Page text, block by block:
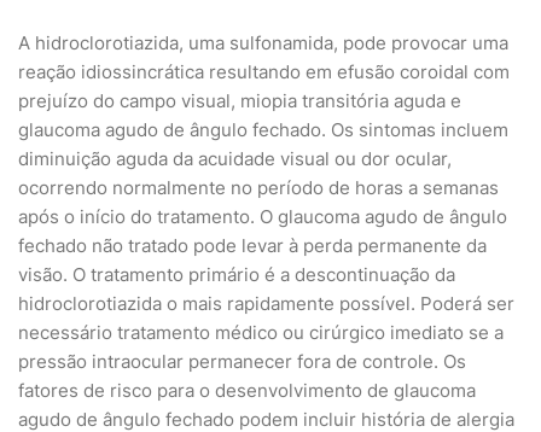
A hidroclorotiazida, uma sulfonamida, pode provocar uma
reação idiossincrática resultando em efusão coroidal com
prejuízo do campo visual, miopia transitória aguda e
glaucoma agudo de ângulo fechado. Os sintomas incluem
diminuição aguda da acuidade visual ou dor ocular,
ocorrendo normalmente no período de horas a semanas
após o início do tratamento. O glaucoma agudo de ângulo
fechado não tratado pode levar à perda permanente da
visão. O tratamento primário é a descontinuação da
hidroclorotiazida o mais rapidamente possível. Poderá ser
necessário tratamento médico ou cirúrgico imediato se a
pressão intraocular permanecer fora de controle. Os
fatores de risco para o desenvolvimento de glaucoma
agudo de ângulo fechado podem incluir história de alergia